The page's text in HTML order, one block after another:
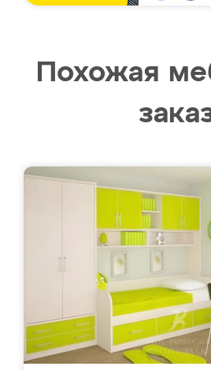
Похожая